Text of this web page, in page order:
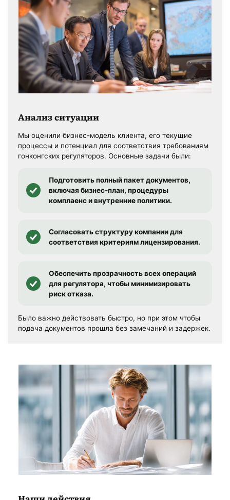
Анализ ситуации
Мы оценили бизнес-модель клиента, его текущие
процессы и потенциал для соответствия требованиям
гонконгских регуляторов. Основные задачи были:
Подготовить полный пакет документов,
включая бизнес-план, процедуры
комплаенс и внутренние политики.
Согласовать структуру компании для
соответствия критериям лицензирования.
Обеспечить прозрачность всех операций
для регулятора, чтобы минимизировать
риск отказа.
Было важно действовать быстро, но при этом чтобы
подача документов прошла без замечаний и задержек.